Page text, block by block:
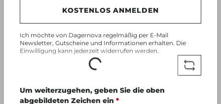
KOSTENLOS ANMELDEN
Ich möchte von Dagernova regelmäßig per E-Mail
Newsletter, Gutscheine und Informationen erhalten. Die
Einwilligung kann jederzeit widerrufen werden.
Loading...
Um weiterzugehen, geben Sie die oben
abgebildeten Zeichen ein *